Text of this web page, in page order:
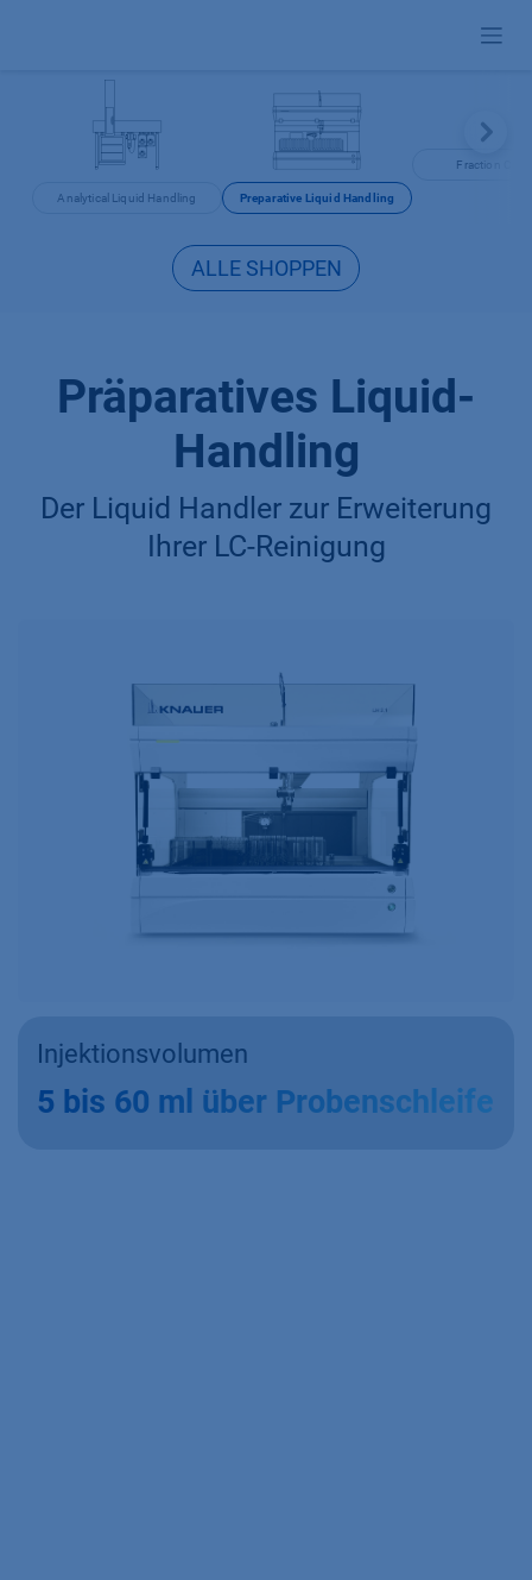
Analytical Liquid Handling Preparative Liquid Handling
Fraction
ALLE SHOPPEN
Präparatives Liquid-
Handling
Der Liquid Handler zur Erweiterung
Ihrer LC-Reinigung
Injektionsvolumen
5 bis 60 ml über Probenschleife​